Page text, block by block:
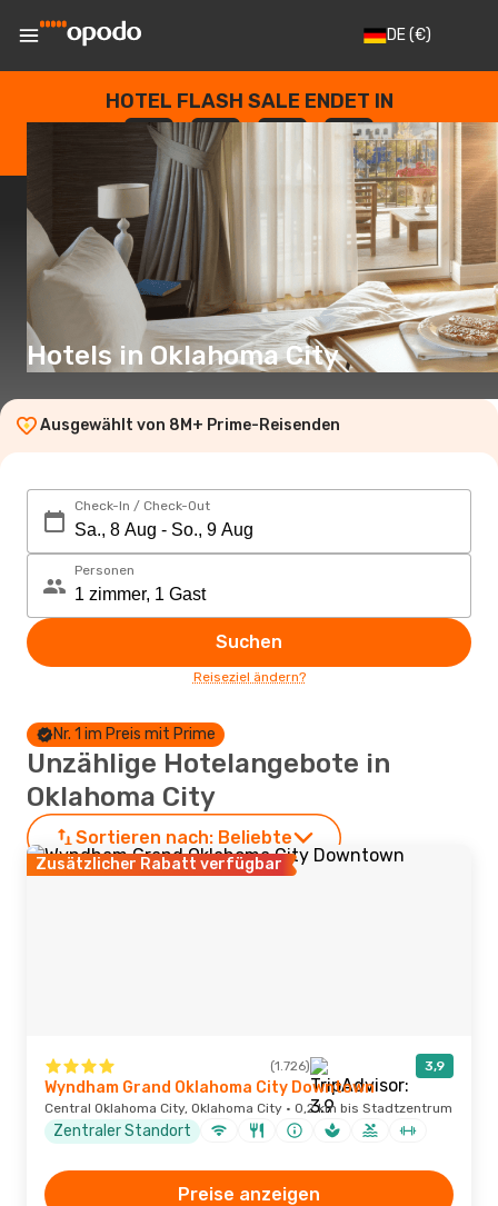
DE(€)
HOTEL FLASH SALE ENDET IN
--
TAGE
: --
STUNDEN
: --
SEKUNDEN
Hotels in Oklahoma City
Ausgewählt von 8M+ Prime-Reisenden
Check-In / Check-Out
Personen
Suchen
Reiseziel ändern?
Nr. 1 im Preis mit Prime
Unzählige Hotelangebote in
Oklahoma City
Sortieren nach: Beliebte
Zusätzlicher Rabatt verfügbar
(1.726) 3,9
Wyndham Grand Oklahoma City Downtown
Central Oklahoma City, Oklahoma City · 0,2 km bis Stadtzentrum
Zentraler Standort
Preise anzeigen